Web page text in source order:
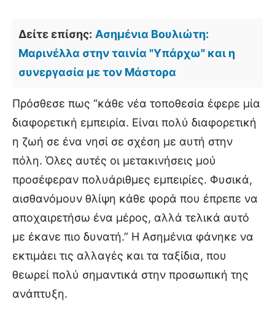
Δείτε επίσης: Ασημένια Βουλιώτη:
Μαρινέλλα στην ταινία "Υπάρχω" και η
συνεργασία με τον Μάστορα
Πρόσθεσε πως “κάθε νέα τοποθεσία έφερε μία
διαφορετική εμπειρία. Είναι πολύ διαφορετική
η ζωή σε ένα νησί σε σχέση με αυτή στην
πόλη. Όλες αυτές οι μετακινήσεις μού
προσέφεραν πολυάριθμες εμπειρίες. Φυσικά,
αισθανόμουν θλίψη κάθε φορά που έπρεπε να
αποχαιρετήσω ένα μέρος, αλλά τελικά αυτό
με έκανε πιο δυνατή.” Η Ασημένια φάνηκε να
εκτιμάει τις αλλαγές και τα ταξίδια, που
θεωρεί πολύ σημαντικά στην προσωπική της
ανάπτυξη.